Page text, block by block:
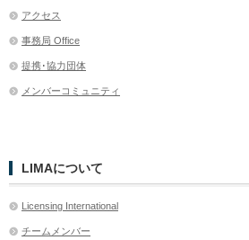
アクセス
事務局 Office
提携･協力団体
メンバーコミュニティ
LIMAについて
Licensing International
チームメンバー